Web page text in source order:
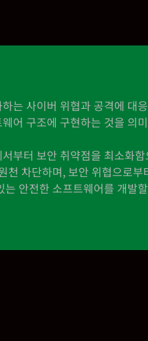
는 사이버 위협과 공격에 대
어 구조에 구현하는 것을 의
부터 보안 취약점을 최소화함
천 차단하며, 보안 위협으로부
는 안전한 소프트웨어를 개발